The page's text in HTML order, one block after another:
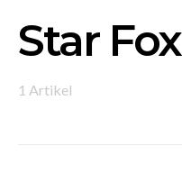
Star Fox
1 Artikel